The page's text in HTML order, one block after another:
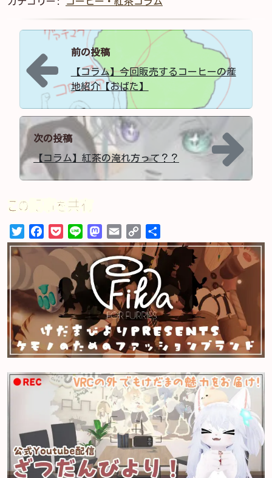
投稿ナビゲーション
前の投稿
【コラム】今回販売するコーヒーの産
地紹介【おばた】
次の投稿
【コラム】紅茶の淹れ方って？？
この記事を共有
TwitterFacebook
PocketLine Mastodon
Email Copy
Link有